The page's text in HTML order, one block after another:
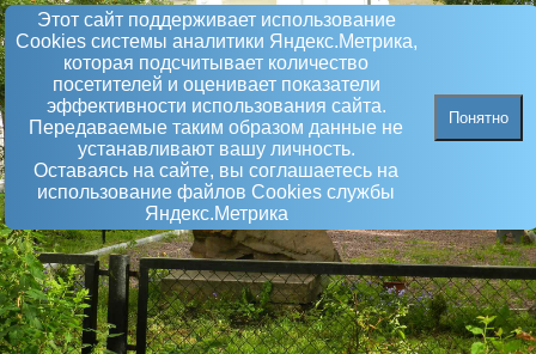
Этот сайт поддерживает использование
Сookies системы аналитики Яндекс.Метрика,
которая подсчитывает количество
посетителей и оценивает показатели
эффективности использования сайта.
Передаваемые таким образом данные не
устанавливают вашу личность.
Оставаясь на сайте, вы соглашаетесь на
использование файлов Сookies службы
Яндекс.Метрика
Понятно